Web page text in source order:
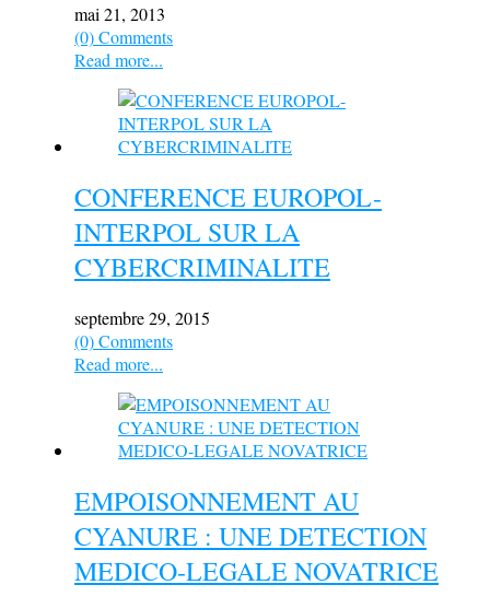
mai 21, 2013
(0) Comments
Read more...
CONFERENCE EUROPOL-
INTERPOL SUR LA
CYBERCRIMINALITE
septembre 29, 2015
(0) Comments
Read more...
EMPOISONNEMENT AU
CYANURE : UNE DETECTION
MEDICO-LEGALE NOVATRICE